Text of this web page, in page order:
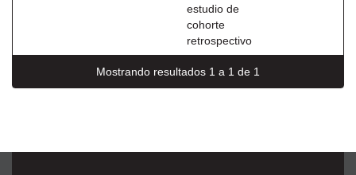
estudio de
cohorte
retrospectivo
Mostrando resultados 1 a 1 de 1